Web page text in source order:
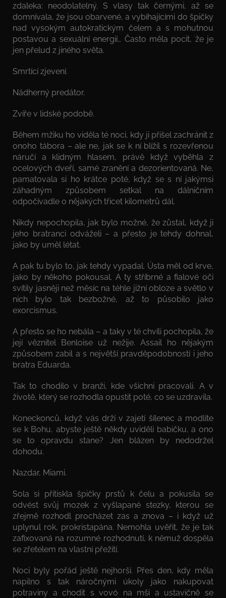
zdaleka: neodolatelný. S vlasy tak černými, až se
domnívala, že jsou obarvené, a vybíhajícími do špičky
nad vysokým autokratickým čelem a s mohutnou
postavou a sexuální energií… Často měla pocit, že je
jen přelud z jiného světa.
Smrtící zjevení.
Nádherný predátor.
Zvíře v lidské podobě.
Během mžiku ho viděla té noci, kdy ji přišel zachránit z
onoho tábora – ale ne, jak se k ní blížil s rozevřenou
náručí a klidným hlasem, právě když vyběhla z
ocelových dveří, samé zranění a dezorientovaná. Ne,
pamatovala si ho krátce poté, když se s ní jakýmsi
záhadným způsobem setkal na dálničním
odpočívadle o nějakých třicet kilometrů dál.
Nikdy nepochopila, jak bylo možné, že zůstal, když ji
jeho bratranci odváželi – a přesto je tehdy dohnal,
jako by uměl létat.
A pak tu bylo to, jak tehdy vypadal. Ústa měl od krve,
jako by někoho pokousal. A ty stříbrné a fialové oči
svítily jasněji než měsíc na téhle jižní obloze a světlo v
nich bylo tak bezbožné, až to působilo jako
exorcismus.
A přesto se ho nebála – a taky v té chvíli pochopila, že
její věznitel Benloise už nežije. Assail ho nějakým
způsobem zabil a s největší pravděpodobností i jeho
bratra Eduarda.
Tak to chodilo v branži, kde všichni pracovali. A v
životě, který se rozhodla opustit poté, co se uzdravila.
Koneckonců, když vás drží v zajetí šílenec a modlíte
se k Bohu, abyste ještě někdy uviděli babičku, a ono
se to opravdu stane? Jen blázen by nedodržel
dohodu.
Nazdar, Miami.
Sola si přitiskla špičky prstů k čelu a pokusila se
odvést svůj mozek z vyšlapané stezky, kterou se
zřejmě rozhodl procházet zas a znova – i když už
uplynul rok, prokristapána. Nemohla uvěřit, že je tak
zafixovaná na rozumné rozhodnutí, k němuž dospěla
se zřetelem na vlastní přežití.
Noci byly pořád ještě nejhorší. Přes den, kdy měla
napilno s tak náročnými úkoly jako nakupovat
potraviny a chodit s vovó na mši a ustavičně se